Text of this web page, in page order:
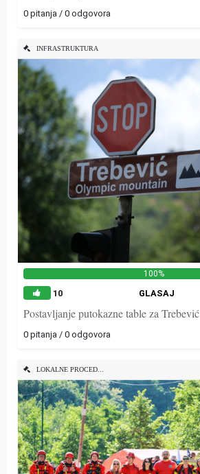
0 pitanja / 0 odgovora
INFRASTRUKTURA
100%
10 GLASAJ
Postavljanje putokazne table za Trebević
0 pitanja / 0 odgovora